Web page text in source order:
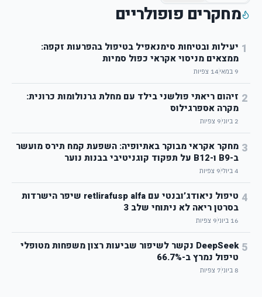
מחקרים פופולריים
1 יעילות ובטיחות סימנאפיל בטיפול בהפרעות זקפה:
ממצאים מניסוי אקראי כפול סמיות
9 במאי 14 צפיות
2 זיהום ריאתי פולשני בילד עם מחלת גרנולומות כרונית:
מקרה אספרגילוס
2 ביוני 9 צפיות
3 מחקר אקראי מבוקר באתיופיה: השפעת קמח תירס מועשר
ב-B9 ו-B12 על תפקוד קוגניטיבי בבנות נוער
4 ביולי 9 צפיות
4
טיפול ניאודג’ובנטי עם retlirafusp alfa שיפר הישרדות
בסרטן ריאה לא ניתוחי שלב 3
16 ביוני 9 צפיות
5
DeepSeek נקשר לשיפור שביעות רצון משפחות מטופלי
טיפול נמרץ ב-66.7%
8 ביוני 7 צפיות